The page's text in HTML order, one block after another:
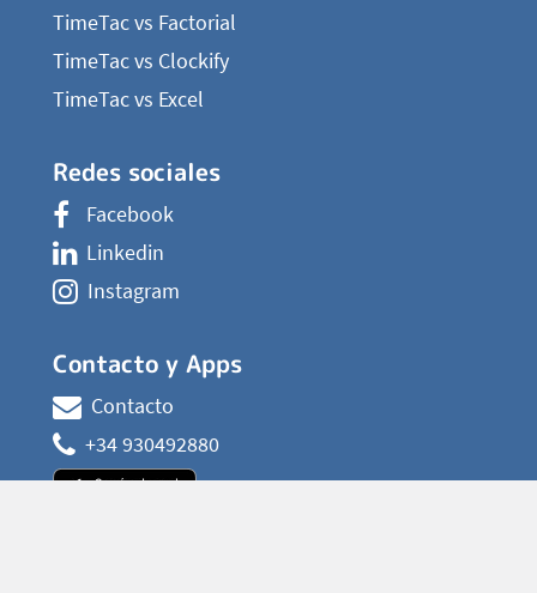
TimeTac vs Factorial
TimeTac vs Clockify
TimeTac vs Excel
Redes sociales
Facebook
Linkedin
Instagram
Contacto y Apps
Contacto
+34 930492880